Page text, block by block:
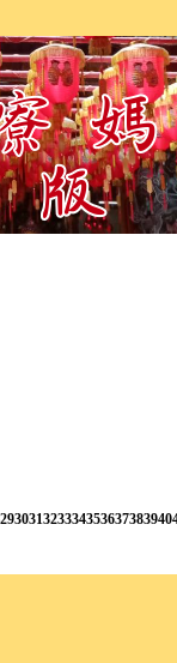
293031323334353637383940